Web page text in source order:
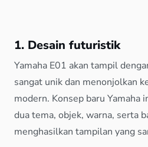
1. Desain futuristik
Yamaha E01 akan tampil
sangat unik dan menonjolkan
modern. Konsep baru Yamaha
dua tema, objek, warna, serta
menghasilkan tampilan yang